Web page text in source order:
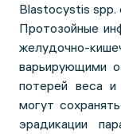
Blastocystis spp.
Протозойные
желудочно-
варьирующими
потерей веса и
могут
эрадикации